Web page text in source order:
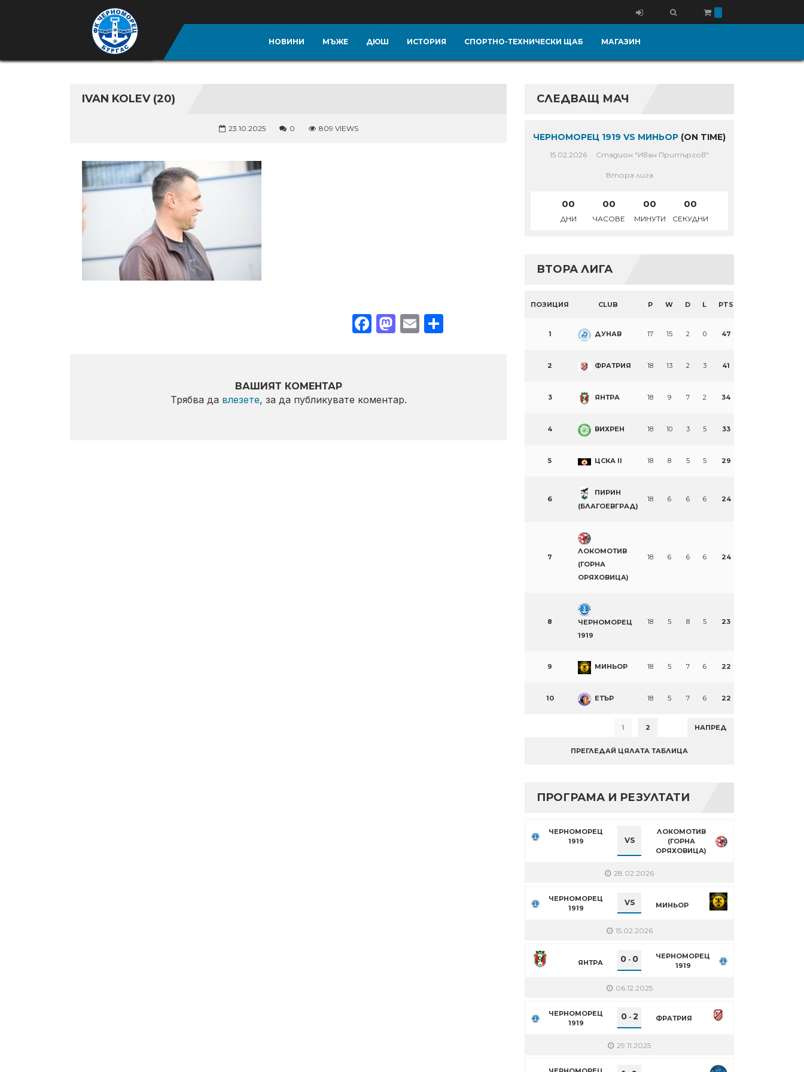
НОВИНИ МЪЖЕ ДЮШ ИСТОРИЯ СПОРТНО-ТЕХНИЧЕСКИ ЩАБ МАГАЗИН
IVAN KOLEV (20)
23.10.2025 0 809 VIEWS
Facebook
Mastodon
EmailShare
ВАШИЯТ КОМЕНТАР
Трябва да влезете, за да публикувате коментар.
СЛЕДВАЩ МАЧ
ЧЕРНОМОРЕЦ 1919 VS МИНЬОР (ON TIME)
15.02.2026 Стадион "Иван Притъргов"
Втора лига
00
ДНИ
00
ЧАСОВЕ
00
МИНУТИ
00
СЕКУДНИ
ВТОРА ЛИГА
ПОЗИЦИЯ CLUB P W D L PTS
1 ДУНАВ 17 15 2 0 47
2 ФРАТРИЯ 18 13 2 3 41
3 ЯНТРА 18 9 7 2 34
4 ВИХРЕН 18 10 3 5 33
5 ЦСКА II 18 8 5 5 29
6
ПИРИН
(БЛАГОЕВГРАД)
18 6 6 6 24
7
ЛОКОМОТИВ
(ГОРНА
ОРЯХОВИЦА)
18 6 6 6 24
8
ЧЕРНОМОРЕЦ
1919
18 5 8 5 23
9 МИНЬОР 18 5 7 6 22
10 ЕТЪР 18 5 7 6 22
1 2 НАПРЕД
ПРЕГЛЕДАЙ ЦЯЛАТА ТАБЛИЦА
ПРОГРАМА И РЕЗУЛТАТИ
ЧЕРНОМОРЕЦ
1919
VS
ЛОКОМОТИВ
(ГОРНА
ОРЯХОВИЦА)
28.02.2026
ЧЕРНОМОРЕЦ
1919
VS МИНЬОР
15.02.2026
ЯНТРА 0 - 0
ЧЕРНОМОРЕЦ
1919
06.12.2025
ЧЕРНОМОРЕЦ
1919
0- 2 ФРАТРИЯ
29.11.2025